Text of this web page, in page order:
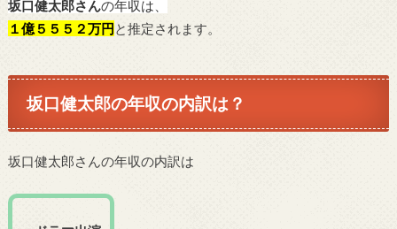
坂口健太郎さんの年収は、
１億５５５２万円と推定されます。
坂口健太郎の年収の内訳は？
坂口健太郎さんの年収の内訳は